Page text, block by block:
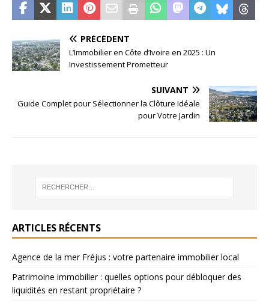
PRÉCÉDENT
L’Immobilier en Côte d’Ivoire en 2025 : Un
Investissement Prometteur
SUIVANT
Guide Complet pour Sélectionner la Clôture Idéale
pour Votre Jardin
ARTICLES RÉCENTS
Agence de la mer Fréjus : votre partenaire immobilier local
Patrimoine immobilier : quelles options pour débloquer des
liquidités en restant propriétaire ?